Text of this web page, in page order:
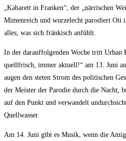
„Kaba­rett in Fran­ken“, der „när­ri­schen
Mimen­reich und wur­zel­echt par­odiert Oti
alles, was sich frän­kisch anfühlt.
In der dar­auf­fol­gen­den Woche tritt
quell­frisch, immer aktu­ell!“ am 13. Juni
au­gen den ste­ten Strom des poli­ti­schen
der Meis­ter der Par­odie durch die Nacht,
auf den Punkt und ver­wan­delt
Quellwasser.
Am 14. Juni gibt es Musik, wenn die